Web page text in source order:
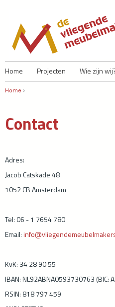
Home Projecten Wie zijn
U bent hier
Home ›
Contact
Adres:
Jacob Catskade 48
1052 CB Amsterdam
Tel: 06 - 1 7654 780
Email:
KvK: 34 28 90 55
IBAN: NL92ABNA0593730763 (BIC:
RSIN: 818 797 459